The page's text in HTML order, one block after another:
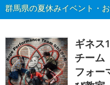
群馬県の夏休みイベント・
ギネス
チーム
フォー